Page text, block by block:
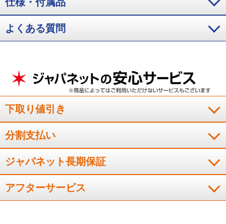
いろいろなパンが美味しく焼ける。デザインがスッキリしてい
て好き！焼き具合も選べて良い！手入れも簡単！
S.M様）
冷凍したパンもふっくら焼ける！
U.K様）
朝にパンを焼くのが楽しみ
スグレモノでした。朝パンを焼くのが毎日楽しみになりまし
よくある質問
下取り値引き
分割支払い
ジャパネット長期保証
アフターサービス